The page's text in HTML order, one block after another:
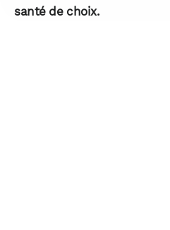
santé de choix.